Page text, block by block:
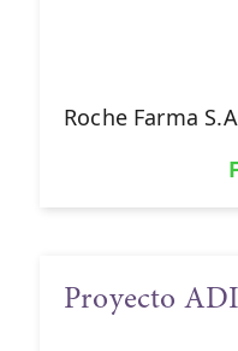
Roche Farma
Proyecto